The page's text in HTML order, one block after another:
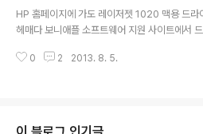
도 임기응변도 못 하면 앱등이 때려 치워야지.
의 HDMI in 단자와 Apple TV의 HDMI out
MI 케이블은 별매...)그리고 TV의 외부입력을 통
HP 홈페이지에 가도 레이저젯 1020 맥용 드라
헤매다 보니애플 소프트웨어 지원 사이트에서
로에서 다운 받아 쓰면 됨. 다만 주의할 점은 드
0 2 2013. 8. 5.